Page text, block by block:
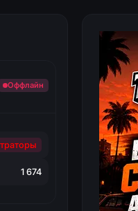
Оффлайн
1 674